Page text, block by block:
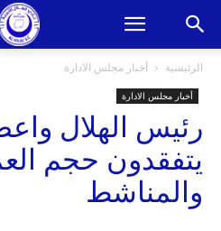
الرئيسية أخبار مجلس الادارة
أخبار مجلس الادارة
رئيس الهلال
يتفقدون حجم
والمناشط